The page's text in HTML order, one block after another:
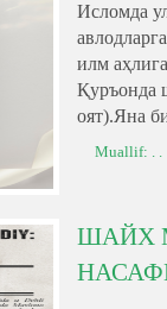
Исломда
илм
Қуръонда
оят).Яна
Muallif: . .
ШАЙХ